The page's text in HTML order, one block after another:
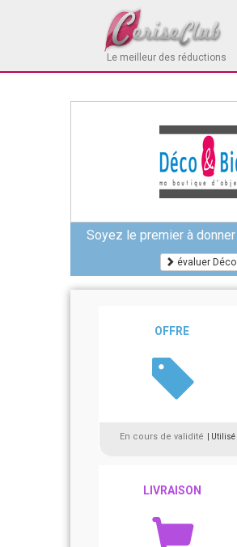
Le meilleur des réductions
Soyez le premier à
évaluer
OFFRE
En cours de validité |
LIVRAISON